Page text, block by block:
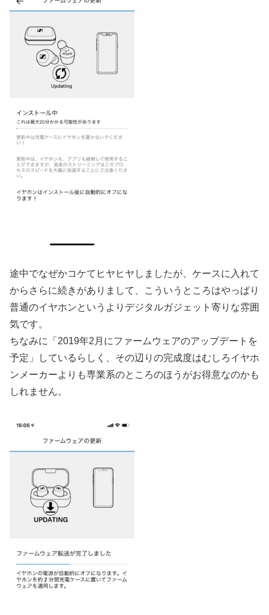
途中でなぜかコケてヒヤヒヤしましたが、ケースに入れて
からさらに続きがありまして、こういうところはやっぱり
普通のイヤホンというよりデジタルガジェット寄りな雰囲
気です。
ちなみに「2019年2月にファームウェアのアップデートを
予定」しているらしく、その辺りの完成度はむしろイヤホ
ンメーカーよりも専業系のところのほうがお得意なのかも
しれません。